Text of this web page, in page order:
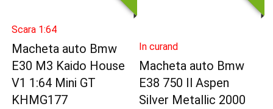
Scara 1:64
Macheta auto Bmw
E30 M3 Kaido House
V1 1:64 Mini GT
KHMG177
In curand
Macheta auto Bmw
E38 750 Il Aspen
Silver Metallic 2000